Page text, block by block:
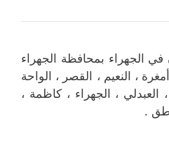
الجهراء بمحافظة الجهراء
، النعيم ، القصر ، الواحة
العبدلي ، الجهراء ، كاظمة ،
.